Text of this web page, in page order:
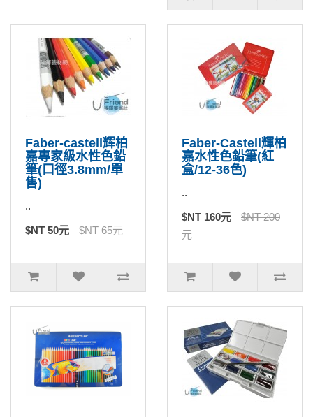
Faber-castell辉柏
嘉專家級水性色鉛
筆(口徑3.8mm/單
售)
..
$NT 50元 $NT 65元
Faber-Castell輝柏
嘉水性色鉛筆(紅
盒/12-36色)
..
$NT 160元
$NT 200
元